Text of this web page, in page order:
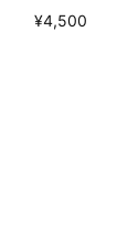
¥4,500